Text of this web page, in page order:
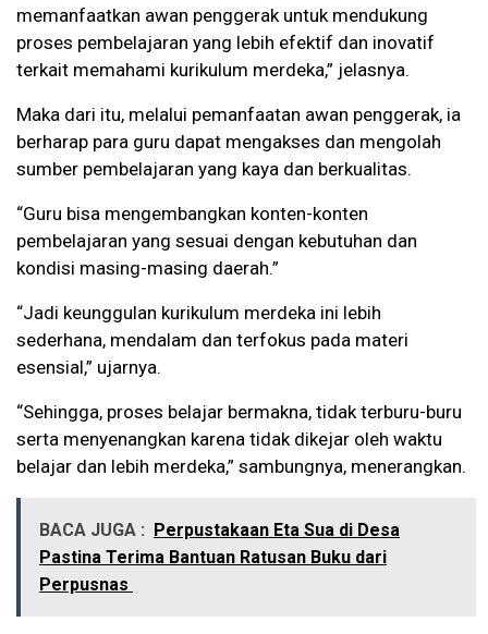
memanfaatkan awan penggerak untuk mendukung
proses pembelajaran yang lebih efektif dan inovatif
terkait memahami kurikulum merdeka,” jelasnya.
Maka dari itu, melalui pemanfaatan awan penggerak, ia
berharap para guru dapat mengakses dan mengolah
sumber pembelajaran yang kaya dan berkualitas.
“Guru bisa mengembangkan konten-konten
pembelajaran yang sesuai dengan kebutuhan dan
kondisi masing-masing daerah.”
“Jadi keunggulan kurikulum merdeka ini lebih
sederhana, mendalam dan terfokus pada materi
esensial,” ujarnya.
“Sehingga, proses belajar bermakna, tidak terburu-buru
serta menyenangkan karena tidak dikejar oleh waktu
belajar dan lebih merdeka,” sambungnya, menerangkan.
BACA JUGA : Perpustakaan Eta Sua di Desa
Pastina Terima Bantuan Ratusan Buku dari
Perpusnas